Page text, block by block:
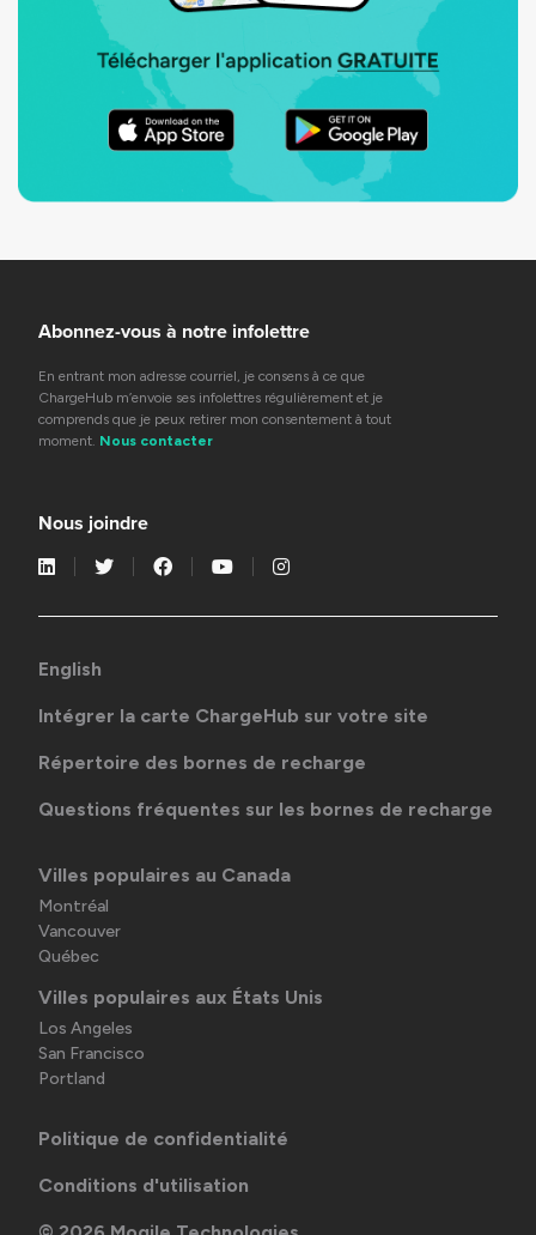
Abonnez-vous à notre infolettre
En entrant mon adresse courriel, je consens à ce que
ChargeHub m’envoie ses infolettres régulièrement et je
comprends que je peux retirer mon consentement à tout
moment. Nous contacter
Nous joindre
English
Intégrer la carte ChargeHub sur votre site
Répertoire des bornes de recharge
Questions fréquentes sur les bornes de recharge
Villes populaires au Canada
Montréal
Vancouver
Québec
Villes populaires aux États Unis
Los Angeles
San Francisco
Portland
Politique de confidentialité
Conditions d'utilisation